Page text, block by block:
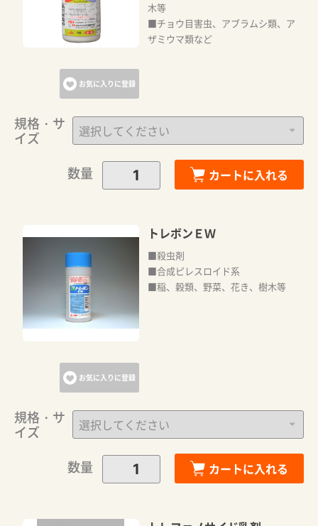
お気に入りに登録
木等
■チョウ目害虫、アブラムシ類、ア
ザミウマ類など
規格・サ
イズ
数量
カートに入れる
お気に入りに登録
トレボンＥＷ
■殺虫剤
■合成ピレスロイド系
■稲、穀類、野菜、花き、樹木等
規格・サ
イズ
数量
カートに入れる